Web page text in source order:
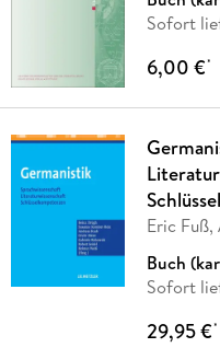
Sofort
6,00 €*
Eric Fuß,
Buch
Sofort
29,95 €*